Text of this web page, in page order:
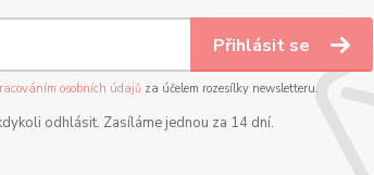
Přihlásit se
osobních údajůza účelem rozesílky newsletteru.
odhlásit. Zasíláme jednou za 14 dní.